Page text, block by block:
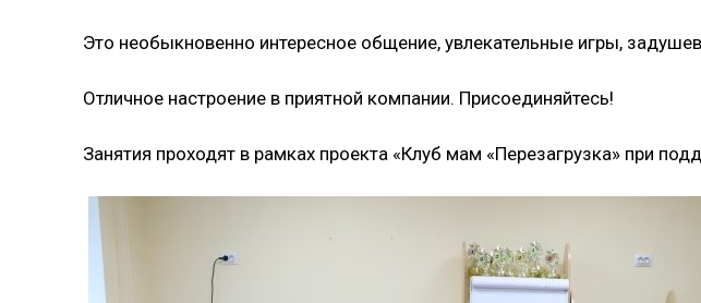
Это необыкновенно интересное общение, увлекательные игры,
Отличное настроение в приятной компании. Присоединяйтесь!
Занятия проходят в рамках проекта «Клуб мам «Перезагрузка» при